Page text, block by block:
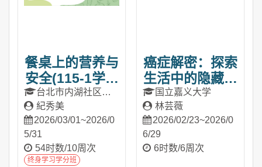
餐桌上的营养与
安全(115-1学分
班)
台北市内湖社区大
学 紀秀美
2026/03/01~2026/0
5/31
54时数/10周次
终身学习学分班
癌症解密：探索
生活中的隐藏风
险（2026春季
班）
国立嘉义大学
林芸薇
2026/02/23~2026/0
6/29
6时数/6周次